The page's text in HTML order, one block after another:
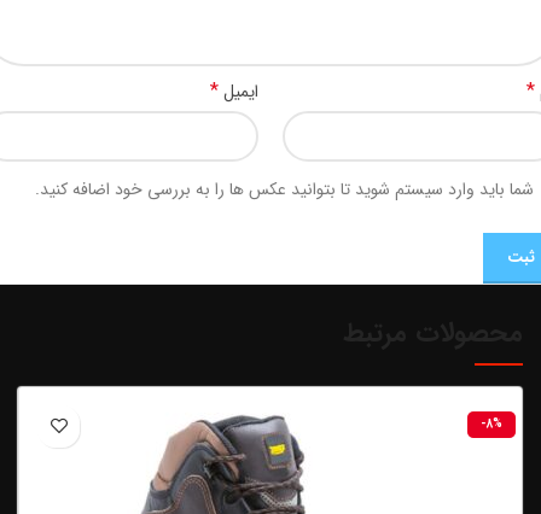
* ایمیل*
شما باید وارد سیستم شوید تا بتوانید عکس ها را به بررسی خود اضافه کنید.
-8%